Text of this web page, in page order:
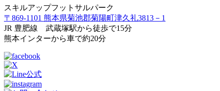
スキルアップフットサルパーク
〒869-1101 熊本県菊池郡菊陽町津久礼3813－1
JR 豊肥線 武蔵塚駅から徒歩で15分
熊本インターから車で約20分